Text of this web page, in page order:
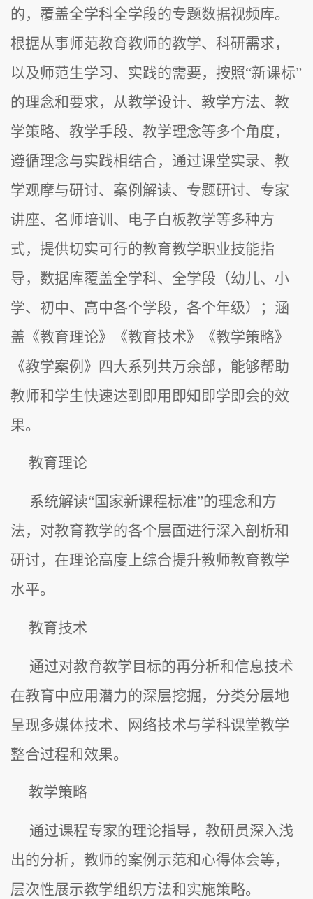
的，覆盖全学科全学段的专题数据视频库。
根据从事师范教育教师的教学、科研需求，
以及师范生学习、实践的需要，按照“新课标”
的理念和要求，从教学设计、教学方法、教
学策略、教学手段、教学理念等多个角度，
遵循理念与实践相结合，通过课堂实录、教
学观摩与研讨、案例解读、专题研讨、专家
讲座、名师培训、电子白板教学等多种方
式，提供切实可行的教育教学职业技能指
导，数据库覆盖全学科、全学段（幼儿、小
学、初中、高中各个学段，各个年级）；涵
盖《教育理论》《教育技术》《教学策略》
《教学案例》四大系列共万余部，能够帮助
教师和学生快速达到即用即知即学即会的效
果。
教育理论
系统解读“国家新课程标准”的理念和方
法，对教育教学的各个层面进行深入剖析和
研讨，在理论高度上综合提升教师教育教学
水平。
教育技术
通过对教育教学目标的再分析和信息技术
在教育中应用潜力的深层挖掘，分类分层地
呈现多媒体技术、网络技术与学科课堂教学
整合过程和效果。
教学策略
通过课程专家的理论指导，教研员深入浅
出的分析，教师的案例示范和心得体会等，
层次性展示教学组织方法和实施策略。